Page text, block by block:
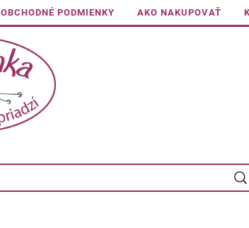
OBCHODNÉ PODMIENKY AKO NAKUPOVAŤ